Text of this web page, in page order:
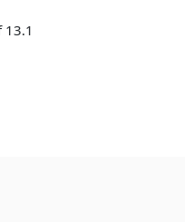
13.1